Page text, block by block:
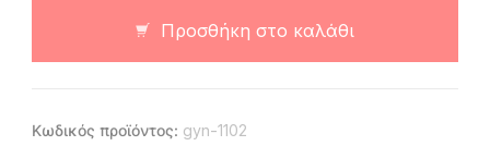
Προσθήκη στο καλάθι
Κωδικός προϊόντος: gyn-1102